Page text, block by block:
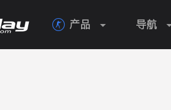
 产品 导航